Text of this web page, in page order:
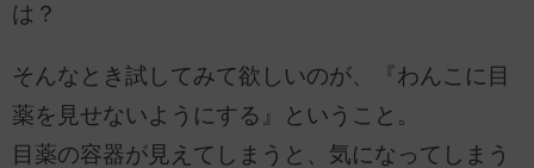
は？
そんなとき試してみて欲しいのが、『わんこに目
薬を見せないようにする』ということ。
目薬の容器が見えてしまうと、気になってしまう